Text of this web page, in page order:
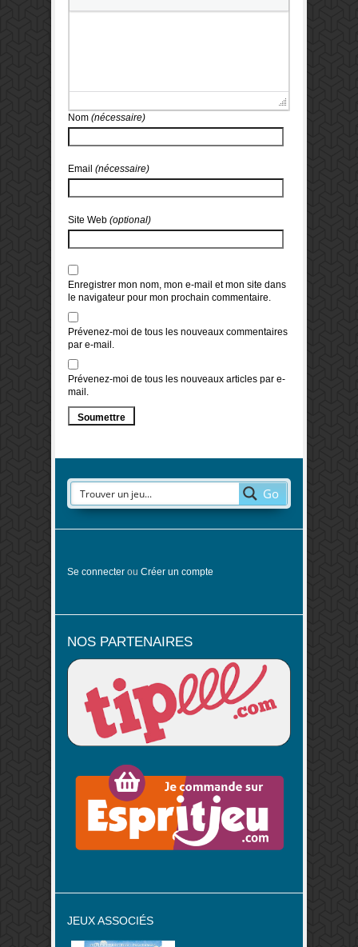
Nom (nécessaire)
Email (nécessaire)
Site Web (optional)
Enregistrer mon nom, mon e-mail et mon site dans
le navigateur pour mon prochain commentaire.
Prévenez-moi de tous les nouveaux commentaires
par e-mail.
Prévenez-moi de tous les nouveaux articles par e-
mail.
Go
Se connecter ou Créer un compte
NOS PARTENAIRES
JEUX ASSOCIÉS